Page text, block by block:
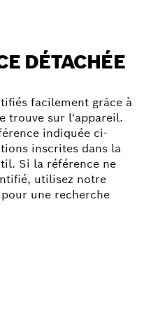
DÉTACHÉE
facilement grâce à
trouve sur l'appareil.
indiquée ci-
inscrites dans la
Si la référence ne
utilisez notre
une recherche